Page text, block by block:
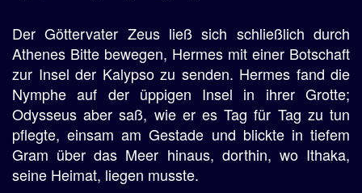
Der Göttervater Zeus ließ sich schließlich durch
Athenes Bitte bewegen, Hermes mit einer Botschaft
zur Insel der Kalypso zu senden. Hermes fand die
Nymphe auf der üppigen Insel in ihrer Grotte;
Odysseus aber saß, wie er es Tag für Tag zu tun
pflegte, einsam am Gestade und blickte in tiefem
Gram über das Meer hinaus, dorthin, wo Ithaka,
seine Heimat, liegen musste.